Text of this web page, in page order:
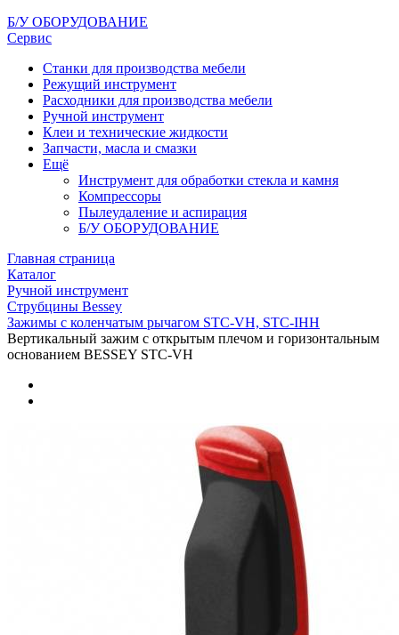
Б/У ОБОРУДОВАНИЕ
Сервис
Станки для производства мебели
Режущий инструмент
Расходники для производства мебели
Ручной инструмент
Клеи и технические жидкости
Запчасти, масла и смазки
Ещё
Инструмент для обработки стекла и камня
Компрессоры
Пылеудаление и аспирация
Б/У ОБОРУДОВАНИЕ
Главная страница
Каталог
Ручной инструмент
Струбцины Bessey
Зажимы с коленчатым рычагом STC-VH, STC-IHH
Вертикальный зажим с открытым плечом и горизонтальным
основанием BESSEY STC-VH